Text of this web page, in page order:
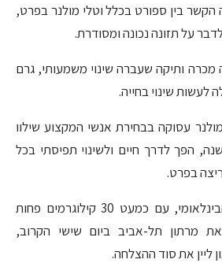
בין ספורט בכלל וטלי מולנר בפרט,
על תזונה נכונה ומסודרת.
ותיקה שעברה שינוי משמעותי, גרם
לעשות שינוי בחייה.
עסוקה בבחירת אנשי המקצוע שילוו
הפך לדרך חיים ולשינוי תפיסתי בכל
בפרט.
רגע לפני יום האישה הבינלאומי, עם כמעט 30 קילוגרמים פחות
מרתון תל-אביב ביום שישי הקרוב,
ליין את סוד ההצלחה.